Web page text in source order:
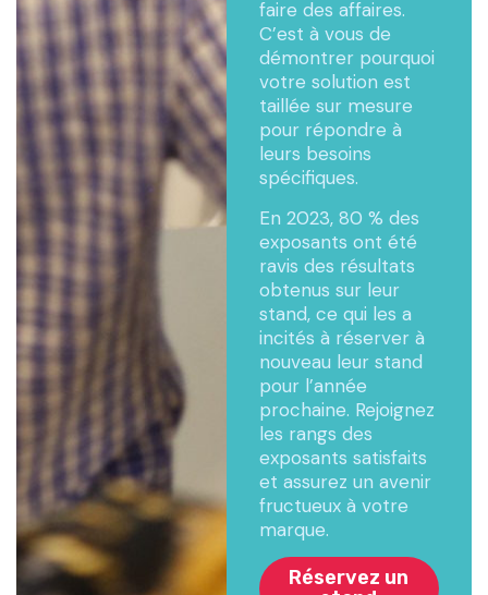
faire des affaires.
C’est à vous de
démontrer pourquoi
votre solution est
taillée sur mesure
pour répondre à
leurs besoins
spécifiques.
En 2023, 80 % des
exposants ont été
ravis des résultats
obtenus sur leur
stand, ce qui les a
incités à réserver à
nouveau leur stand
pour l’année
prochaine. Rejoignez
les rangs des
exposants satisfaits
et assurez un avenir
fructueux à votre
marque.
Réservez un